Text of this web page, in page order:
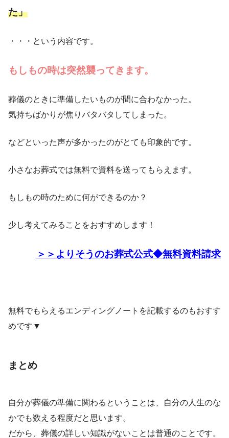
た」
・・・という内容です。
もしもの時は突然襲ってきます。
葬儀のときに準備したいものが間に合わなかった。
気持ちばかりが焦りバタバタしてしまった。
などといった声が多かったのがとても印象的です。
小さなお葬式では無料で資料を送ってもらえます。
もしもの時のために何ができるのか？
少し考えてみることをおすすめします！
＞＞よりそうのお葬式公式◆無料資料請求
無料でもらえるエンディングノートを記載するのもおすす
めです▼
まとめ
自分が葬儀の準備に関わるということは、自分の人生のな
かでも数える程度だと思います。
だから、葬儀の詳しい知識がないことは普通のことです。